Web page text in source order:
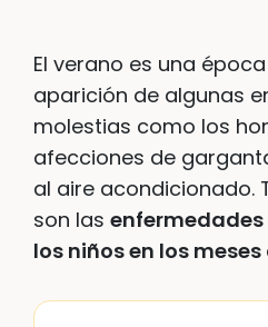
El verano es una
aparición de algunas
molestias como los
afecciones de
al aire acondicionado.
son las
los niños en los